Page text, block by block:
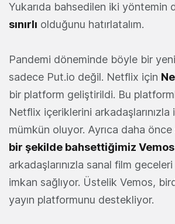
Yukarıda bahsedilen iki yöntemin
sınırlı olduğunu hatırlatalım.
Pandemi döneminde böyle bir
sadece Put.io değil. Netflix için
bir platform geliştirildi. Bu
Netflix içeriklerini arkadaşlarınızla
mümkün oluyor. Ayrıca daha
bir şekilde bahsettiğimiz Vemos
arkadaşlarınızla sanal film
imkan sağlıyor. Üstelik Vemos,
yayın platformunu destekliyor.